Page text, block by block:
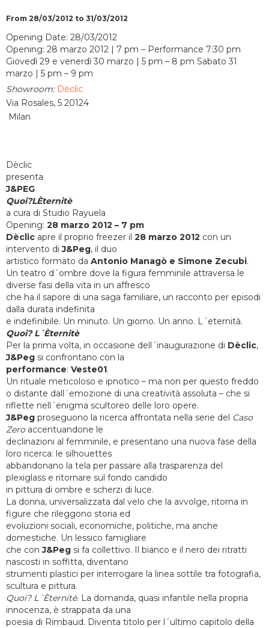
From 28/03/2012 to 31/03/2012
Opening Date: 28/03/2012
Opening: 28 marzo 2012 | 7 pm – Performance 7:30 pm
Giovedì 29 e venerdì 30 marzo | 5 pm – 8 pm Sabato 31
marzo | 5 pm – 9 pm
Showroom: Dèclic
Via Rosales, 5 20124
Milan
Dèclic
presenta
J&PEG
Quoi?LÈternitè
a cura di Studio Rayuela
Opening: 28 marzo 2012 – 7 pm
Dèclic apre il proprio freezer il 28 marzo 2012 con un
intervento diJ&Peg, il duo
artistico formato da Antonio Managò e Simone Zecubi.
Un teatro d´ombre dove la figura femminile attraversa le
diverse fasi della vita in un affresco
che ha il sapore di una saga familiare, un racconto per episodi
dalla durata indefinita
e indefinibile. Un minuto. Un giorno. Un anno. L´eternità.
Quoi? L´Èternitè
Per la prima volta, in occasione dell´inaugurazione di Dèclic,
J&Peg si confrontano con la
performance: Veste01.
Un rituale meticoloso e ipnotico – ma non per questo freddo
o distante dall´emozione di una creatività assoluta – che si
riflette nell´enigma scultoreo delle loro opere.
J&Peg proseguono la ricerca affrontata nella serie del Caso
Zero accentuandone le
declinazioni al femminile, e presentano una nuova fase della
loro ricerca: le silhouettes
abbandonano la tela per passare alla trasparenza del
plexiglass e ritornare sul fondo candido
in pittura di ombre e scherzi di luce.
La donna, universalizzata dal velo che la avvolge, ritorna in
figure che rileggono storia ed
evoluzioni sociali, economiche, politiche, ma anche
domestiche. Un lessico famigliare
che conJ&Peg si fa collettivo. Il bianco e il nero dei ritratti
nascosti in soffitta, diventano
strumenti plastici per interrogare la linea sottile tra fotografia,
scultura e pittura.
Quoi? L´Èternitè. La domanda, quasi infantile nella propria
innocenza, è strappata da una
poesia di Rimbaud. Diventa titolo per l´ultimo capitolo della